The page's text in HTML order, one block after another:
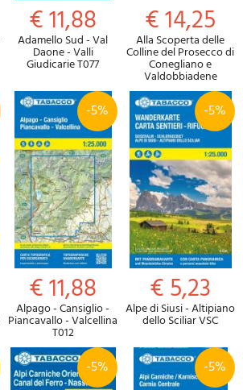
€ 11,88
Adamello Sud - Val
Daone - Valli
Giudicarie T077
€ 14,25
Alla Scoperta delle
Colline del Prosecco di
Conegliano e
Valdobbiadene
-5%
€ 11,88
Alpago - Cansiglio -
Piancavallo - Valcellina
T012
-5%
€ 5,23
Alpe di Siusi - Altipiano
dello Sciliar VSC
-5% -5%